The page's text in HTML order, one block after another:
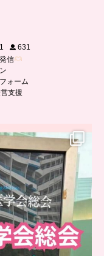
631
信
ォーム
支援
た